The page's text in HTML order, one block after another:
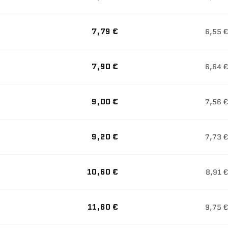
7,79 € 6,55 €
7,90 € 6,64 €
9,00 € 7,56 €
9,20 € 7,73 €
10,60 € 8,91 €
11,60 € 9,75 €